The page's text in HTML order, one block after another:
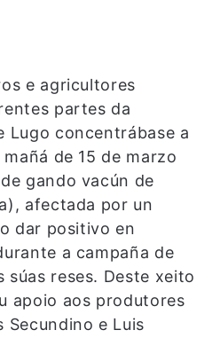
e agricultores
partes da
Lugo concentrábase a
de 15 de marzo
gando vacún de
afectada por un
dar positivo en
a campaña de
súas reses. Deste xeito
apoio aos produtores
Secundino e Luis